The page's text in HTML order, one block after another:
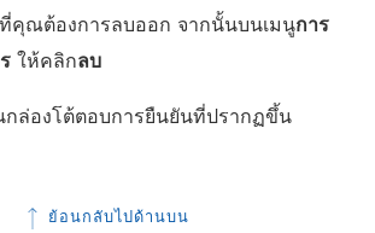
คุณต้องการลบออก จากนั้นบนเมนูการ
ให้คลิกลบ
กล่องโต้ตอบการยืนยันที่ปรากฏขึ้น
ย้อนกลับไปด้านบน